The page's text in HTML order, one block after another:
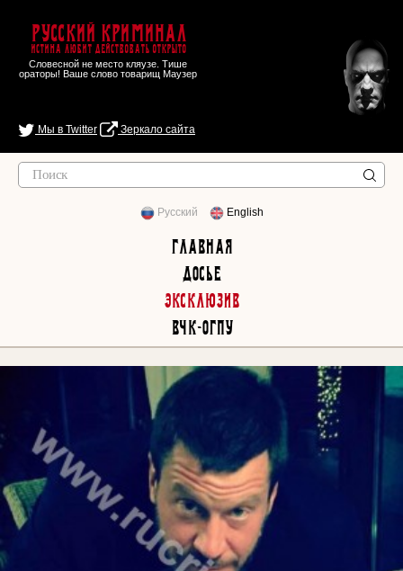
Русский Криминал
Истина любит действовать открыто
Словесной не место кляузе. Тише
ораторы! Ваше слово товарищ Маузер
Мы в Twitter Зеркало сайта
Русский English
Главная
Досье
Эксклюзив
ВЧК-ОГПУ